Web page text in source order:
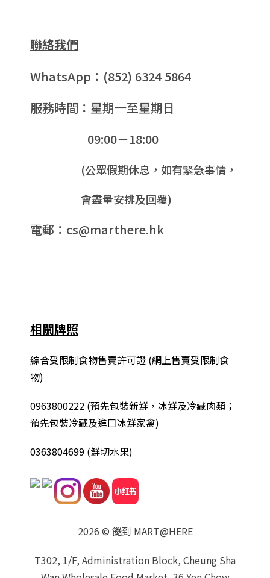
聯絡我們
WhatsApp：(852) 6324 5864
服務時間：星期一至星期日
09:00－18:00
(公眾假期休息，如有緊急事情，
會盡量安排及回覆)
電郵：cs@marthere.hk
相關牌照
綜合受限制食物售賣許可證 (網上售賣受限制食
物)
0963800222 (預先包裝新鮮，冰鮮及冷藏肉類；
預先包裝冷藏及進口冰鮮家禽)
0363804699 (鮮切水果)
2026 © 餸到 MART@HERE
T302, 1/F, Administration Block, Cheung Sha